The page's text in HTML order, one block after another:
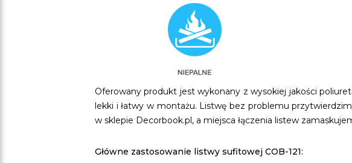
Oferowany produkt jest wykonany z wysokiej jakości
lekki i łatwy w montażu. Listwę bez problemu
w sklepie Decorbook.pl, a miejsca łączenia listew
Główne zastosowanie listwy sufitowej COB-121: